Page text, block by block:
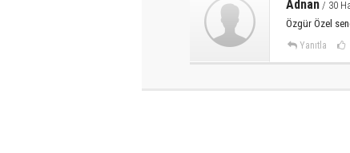
Adnan / 30
Özgür Özel
Yanıtla